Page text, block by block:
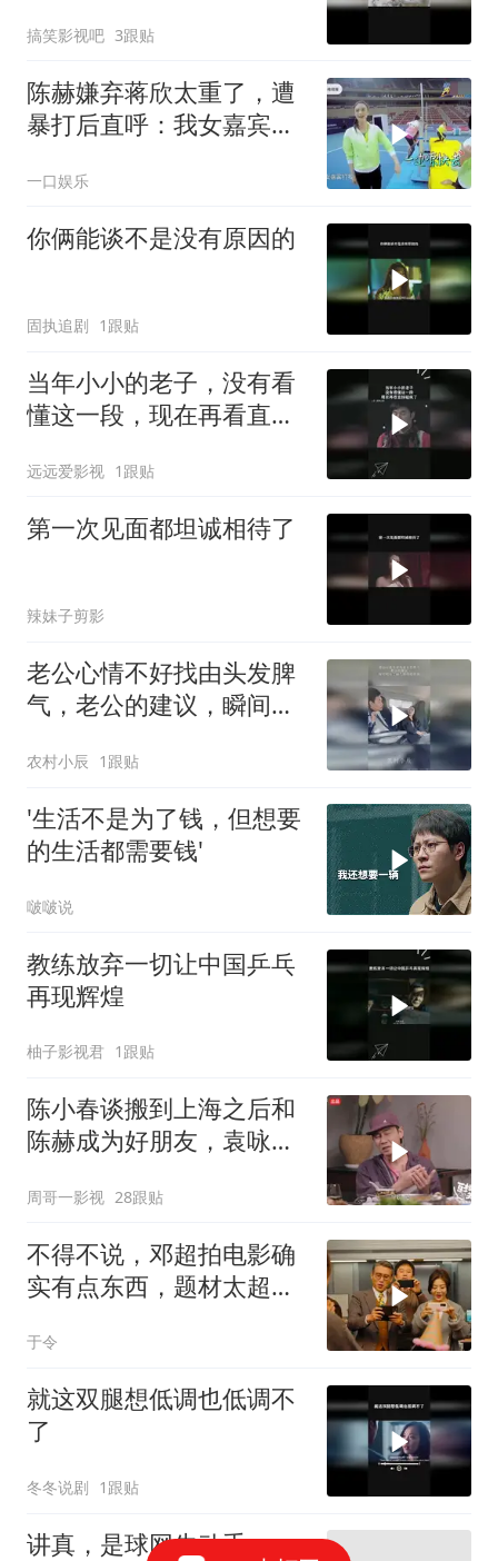
搞笑影视吧 3跟贴
陈赫嫌弃蒋欣太重了，遭
暴打后直呼：我女嘉宾打
一口娱乐
你俩能谈不是没有原因的
固执追剧 1跟贴
当年小小的老子，没有看
懂这一段，现在再看直接
远远爱影视 1跟贴
第一次见面都坦诚相待了
辣妹子剪影
老公心情不好找由头发脾
气，老公的建议，瞬间明
农村小辰 1跟贴
'生活不是为了钱，但想要
的生活都需要钱'
啵啵说
教练放弃一切让中国乒乓
再现辉煌
柚子影视君 1跟贴
陈小春谈搬到上海之后和
陈赫成为好朋友，袁咏仪
周哥一影视 28跟贴
不得不说，邓超拍电影确
实有点东西，题材太超前
于令
就这双腿想低调也低调不
了
冬冬说剧 1跟贴
讲真，是球网先动手